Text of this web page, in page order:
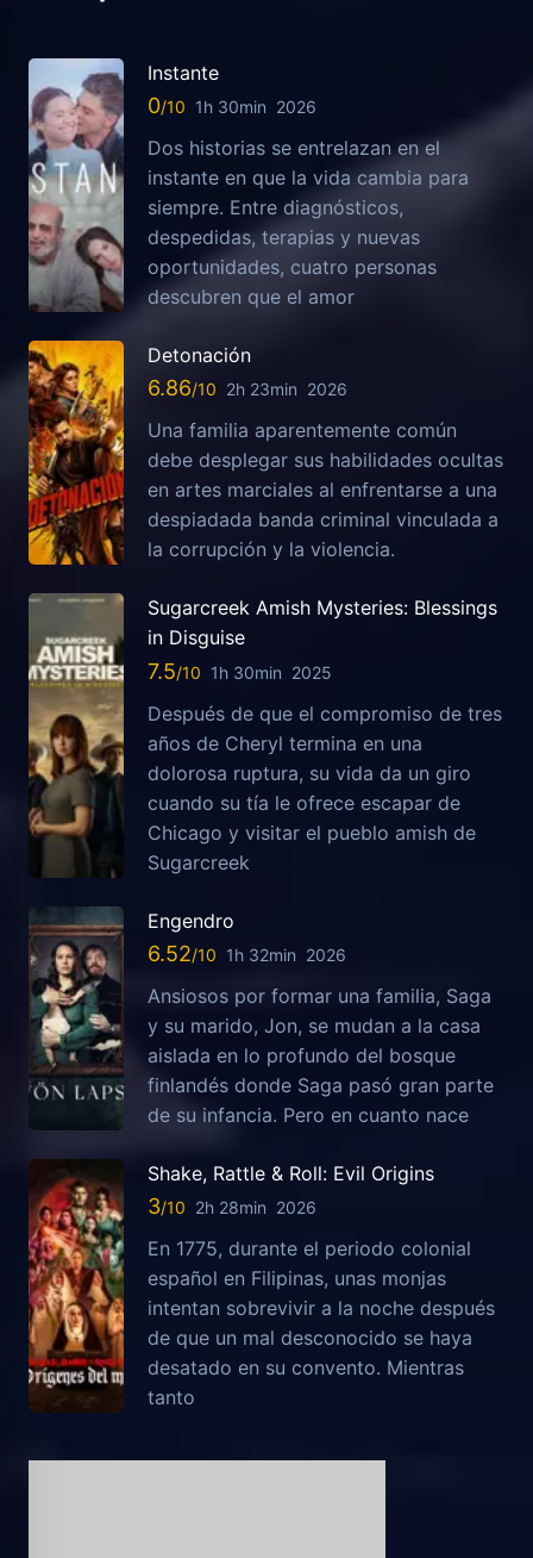
Instante
0 1h 30min 2026
Dos historias se entrelazan en el
instante en que la vida cambia para
siempre. Entre diagnósticos,
despedidas, terapias y nuevas
oportunidades, cuatro personas
descubren que el amor
Detonación
6.86 2h 23min 2026
Una familia aparentemente común
debe desplegar sus habilidades ocultas
en artes marciales al enfrentarse a una
despiadada banda criminal vinculada a
la corrupción y la violencia.
Sugarcreek Amish Mysteries: Blessings
in Disguise
7.5 1h 30min 2025
Después de que el compromiso de tres
años de Cheryl termina en una
dolorosa ruptura, su vida da un giro
cuando su tía le ofrece escapar de
Chicago y visitar el pueblo amish de
Sugarcreek
Engendro
6.52 1h 32min 2026
Ansiosos por formar una familia, Saga
y su marido, Jon, se mudan a la casa
aislada en lo profundo del bosque
finlandés donde Saga pasó gran parte
de su infancia. Pero en cuanto nace
Shake, Rattle & Roll: Evil Origins
3 2h 28min 2026
En 1775, durante el periodo colonial
español en Filipinas, unas monjas
intentan sobrevivir a la noche después
de que un mal desconocido se haya
desatado en su convento. Mientras
tanto